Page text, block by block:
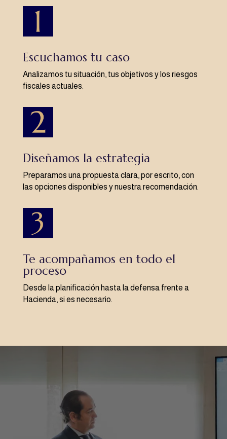
Escuchamos tu caso
Analizamos tu situación, tus objetivos y los riesgos
fiscales actuales.
Diseñamos la estrategia
Preparamos una propuesta clara, por escrito, con
las opciones disponibles y nuestra recomendación.
Te acompañamos en todo el
proceso
Desde la planificación hasta la defensa frente a
Hacienda, si es necesario.